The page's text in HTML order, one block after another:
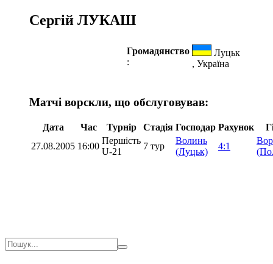
Сергій ЛУКАШ
Громадянство
:
Луцьк
, Україна
Матчі ворскли, що обслуговував:
Дата Час Турнір Стадія Господар Рахунок
27.08.2005 16:00
Першість
U-21
7 тур
Волинь
(Луцьк)
4:1